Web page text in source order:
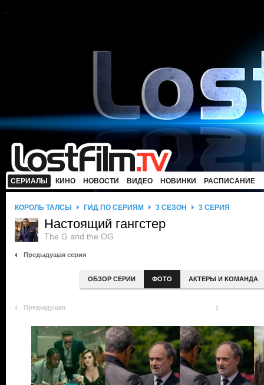
СЕРИАЛЫ КИНО НОВОСТИ ВИДЕО НОВИНКИ РАСПИСАНИЕ
КОРОЛЬ ТАЛСЫ ГИД ПО СЕРИЯМ 3 СЕЗОН 3 СЕРИЯ
Настоящий гангстер
The G and the OG
Предыдущая серия
ОБЗОР СЕРИИ ФОТО АКТЕРЫ И КОМАНДА
Предыдущая 1